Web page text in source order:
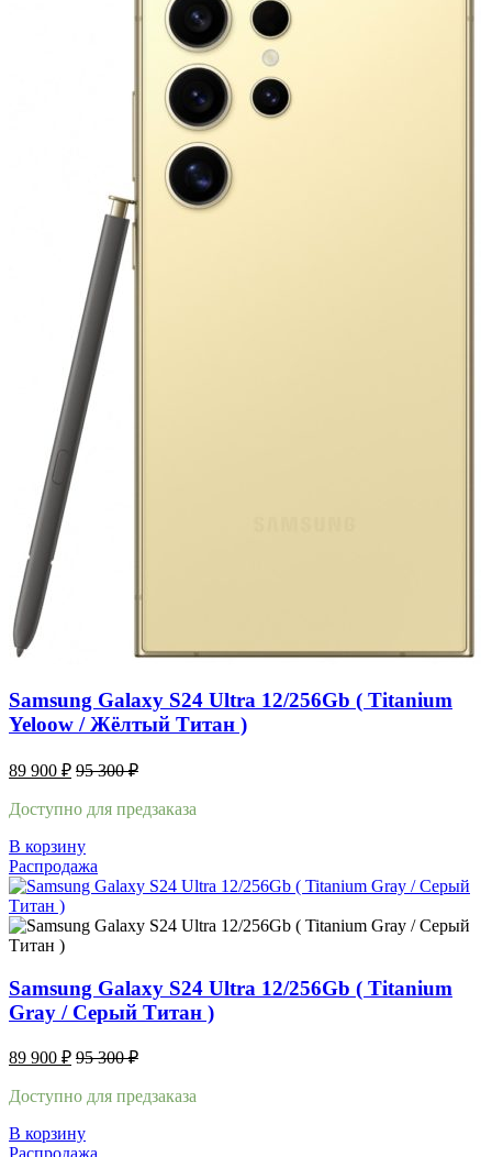
Samsung Galaxy S24 Ultra 12/256Gb ( Titanium
Yeloow / Жёлтый Титан )
89 900 ₽ 95 300₽
Доступно для предзаказа
В корзину
Распродажа
Samsung Galaxy S24 Ultra 12/256Gb ( Titanium
Gray / Cерый Титан )
89 900 ₽ 95 300₽
Доступно для предзаказа
В корзину